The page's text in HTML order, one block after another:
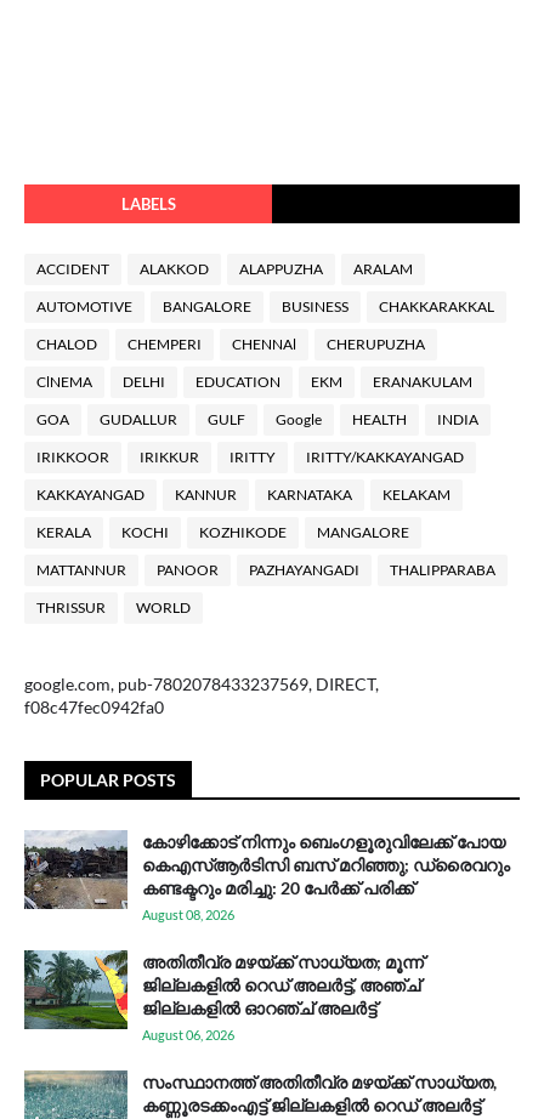
LABELS
ACCIDENT ALAKKOD ALAPPUZHA ARALAM
AUTOMOTIVE BANGALORE BUSINESS CHAKKARAKKAL
CHALOD CHEMPERI CHENNAl CHERUPUZHA
ClNEMA DELHI EDUCATION EKM ERANAKULAM
GOA GUDALLUR GULF Google HEALTH INDIA
IRIKKOOR IRIKKUR IRITTY IRITTY/KAKKAYANGAD
KAKKAYANGAD KANNUR KARNATAKA KELAKAM
KERALA KOCHI KOZHIKODE MANGALORE
MATTANNUR PANOOR PAZHAYANGADI THALIPPARABA
THRISSUR WORLD
google.com, pub-7802078433237569, DIRECT,
f08c47fec0942fa0
POPULAR POSTS
കോഴിക്കോട് നിന്നും ബെംഗളൂരുവിലേക്ക് പോയ
കെഎസ്ആര്‍ടിസി ബസ് മറിഞ്ഞു; ഡ്രൈവറും
കണ്ടക്ടറും മരിച്ചു: 20 പേര്‍ക്ക് പരിക്ക്
August 08, 2026
അതിതീവ്ര മഴയ്ക്ക് സാധ്യത; മൂന്ന്
ജില്ലകളിൽ റെഡ് അലർട്ട്, അഞ്ച്
ജില്ലകളിൽ ഓറഞ്ച് അലർട്ട്
August 06, 2026
സം​സ്ഥാ​ന​ത്ത് അ​തി​തീ​വ്ര മ​ഴ​യ്ക്ക് സാ​ധ്യ​ത,
കണ്ണൂരടക്കംഎ​ട്ട് ജി​ല്ല​ക​ളി​ൽ റെ​ഡ് അ​ലർ​ട്ട്